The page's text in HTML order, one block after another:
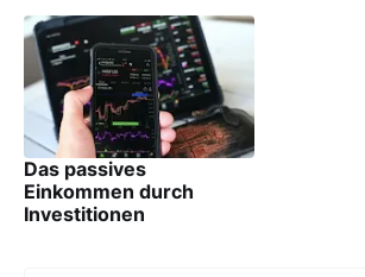
Das passives
Einkommen durch
Investitionen